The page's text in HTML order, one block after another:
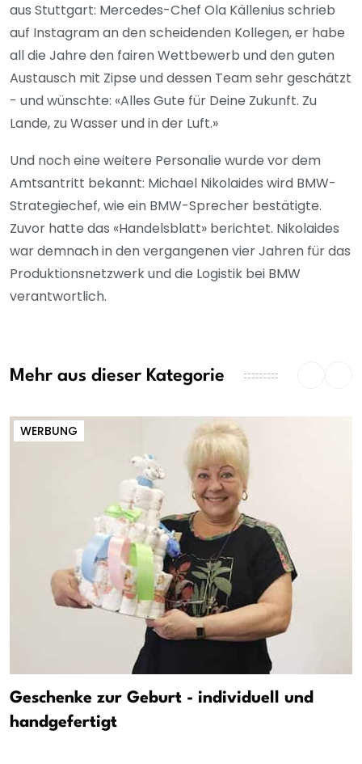
aus Stuttgart: Mercedes-Chef Ola Källenius schrieb
auf Instagram an den scheidenden Kollegen, er habe
all die Jahre den fairen Wettbewerb und den guten
Austausch mit Zipse und dessen Team sehr geschätzt
- und wünschte: «Alles Gute für Deine Zukunft. Zu
Lande, zu Wasser und in der Luft.»
Und noch eine weitere Personalie wurde vor dem
Amtsantritt bekannt: Michael Nikolaides wird BMW-
Strategiechef, wie ein BMW-Sprecher bestätigte.
Zuvor hatte das «Handelsblatt» berichtet. Nikolaides
war demnach in den vergangenen vier Jahren für das
Produktionsnetzwerk und die Logistik bei BMW
verantwortlich.
Mehr aus dieser Kategorie
WERBUNG
Geschenke zur Geburt - individuell und
handgefertigt